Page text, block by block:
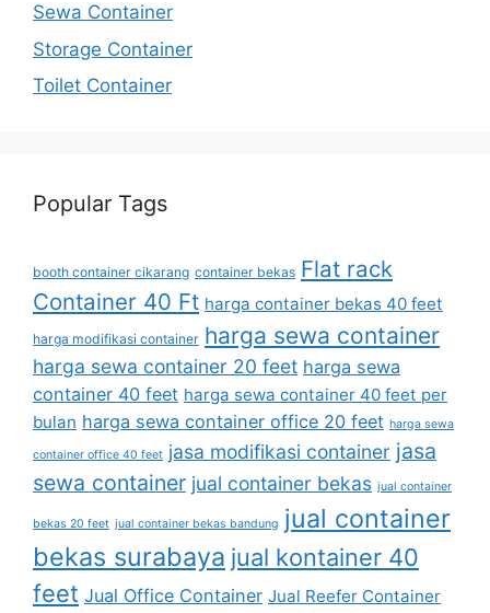
Sewa Container
Storage Container
Toilet Container
Popular Tags
booth container cikarang container bekas Flat rack
Container 40 Ft harga container bekas 40 feet
harga modifikasi container harga sewa container
harga sewa container 20 feet harga sewa
container 40 feet harga sewa container 40 feet per
bulan harga sewa container office 20 feet harga sewa
container office 40 feet jasa modifikasi container jasa
sewa container jual container bekas jual container
bekas 20 feet jual container bekas bandung jual container
bekas surabaya jual kontainer 40
feet Jual Office Container Jual Reefer Container